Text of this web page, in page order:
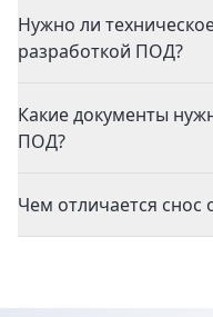
Нужно ли
разработкой ПОД?
Какие документы
ПОД?
Чем отличается снос